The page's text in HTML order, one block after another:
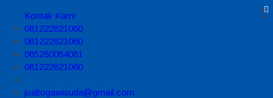
Kontak Kami
081222821060
081222821060
085280084081
081222821060
jualtogawisuda@gmail.com